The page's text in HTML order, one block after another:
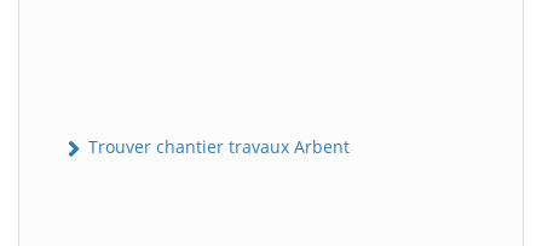
Trouver chantier travaux Arbent